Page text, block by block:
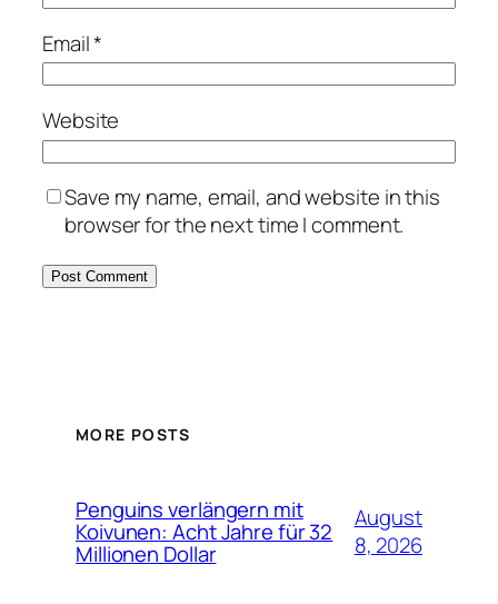
Email*
Website
Save my name, email, and website in this
browser for the next time I comment.
MORE POSTS
Penguins verlängern mit
Koivunen: Acht Jahre für 32
Millionen Dollar
August
8, 2026